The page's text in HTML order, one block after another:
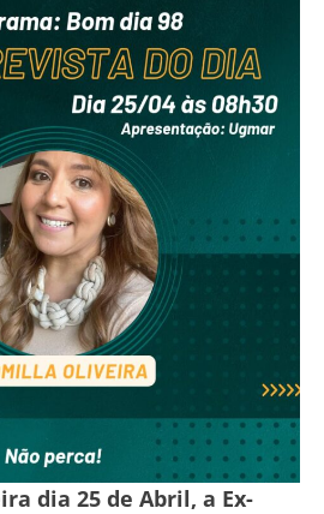
dia 25 de Abril, a Ex-